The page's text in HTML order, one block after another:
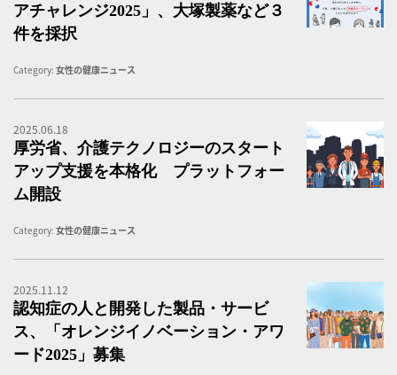
アチャレンジ2025」、大塚製薬など３
件を採択
Category: 女性の健康ニュース
2025.06.18
厚労省、介護テクノロジーのスタート
アップ支援を本格化 プラットフォー
ム開設
Category: 女性の健康ニュース
2025.11.12
認知症の人と開発した製品・サービ
ス、「オレンジイノベーション・アワ
ード2025」募集